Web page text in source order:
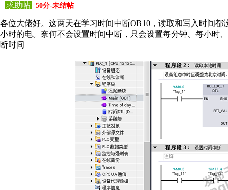
求助帖 50分-未结帖
各位大佬好。这两天在学习时间中断OB10，读取和写入时间
小时的电。奈何不会设置时间中断，只会设置每分钟、每小时
断时间